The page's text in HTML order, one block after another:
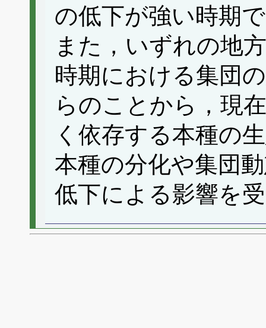
の低下が強い時期
また，いずれの地
時期における集団
らのことから，現
く依存する本種の
本種の分化や集団
低下による影響を